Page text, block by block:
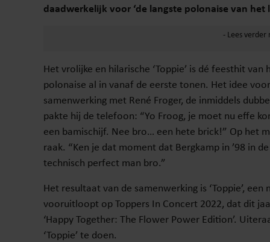
daadwerkelijk voor ‘de langste polonaise van het
Het vrolijke en hilarische ‘Toppie’ is dé feesthit
polonaise al in vanaf de eerste tonen. Het idee
samenwerking met René Froger, de inmiddels
pakte hij de telefoon: “Yo Froog, je moet nu effe
een bamischijf. Nee bro… een hete brick!” Op het
raak. “Ken je dat moment dat Bergkamp in ’98 in
technisch perfect man bro.”
Het resultaat van de samenwerking is ‘Toppie’,
vooruitloopt op Toppers In Concert 2022, dat dit
‘Happy Together: The Flower Power Edition’.
‘Toppie’ te doen.